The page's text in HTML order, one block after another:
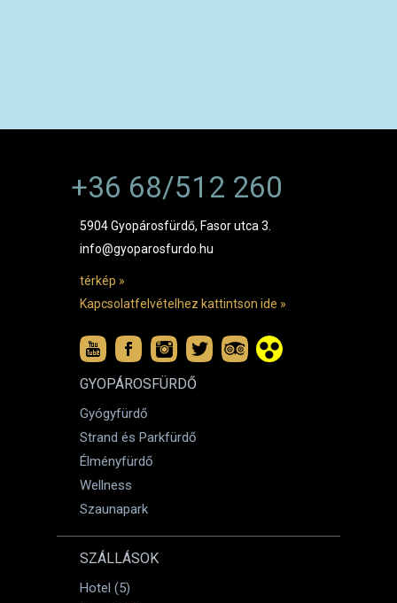
+36 68/512 260
5904 Gyopárosfürdő, Fasor utca 3.
info@gyoparosfurdo.hu
térkép »
Kapcsolatfelvételhez kattintson ide »
GYOPÁROSFÜRDŐ
Gyógyfürdő
Strand és Parkfürdő
Élményfürdő
Wellness
Szaunapark
SZÁLLÁSOK
Hotel (5)